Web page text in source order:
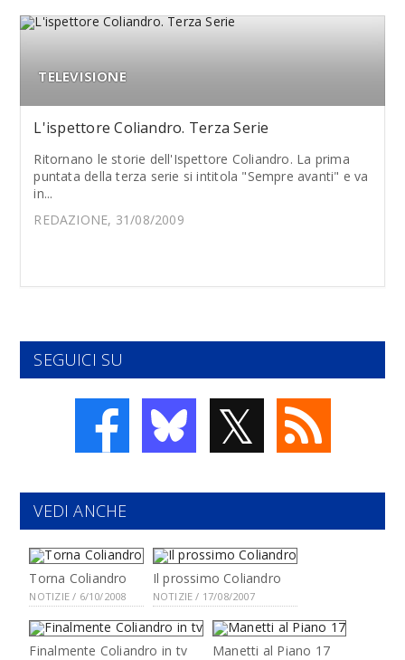
TELEVISIONE
L'ispettore Coliandro. Terza Serie
Ritornano le storie dell'Ispettore Coliandro. La prima
puntata della terza serie si intitola "Sempre avanti" e va
in...
REDAZIONE, 31/08/2009
SEGUICI SU
𝕏
VEDI ANCHE
Torna Coliandro
NOTIZIE / 6/10/2008
Il prossimo Coliandro
NOTIZIE / 17/08/2007
Finalmente Coliandro in tv Manetti al Piano 17